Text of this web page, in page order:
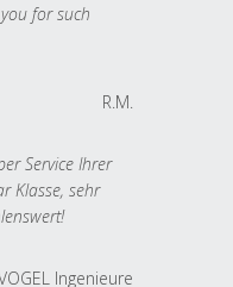
for such
R.M.
Service Ihrer
Klasse, sehr
Ingenieure